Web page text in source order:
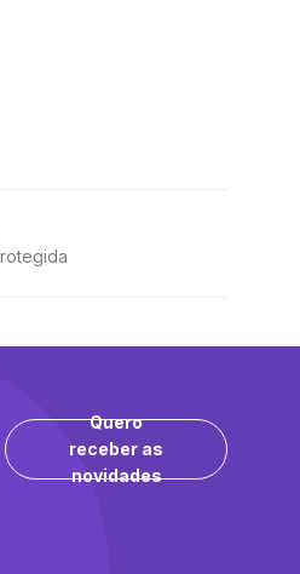
Quero
receber as
novidades